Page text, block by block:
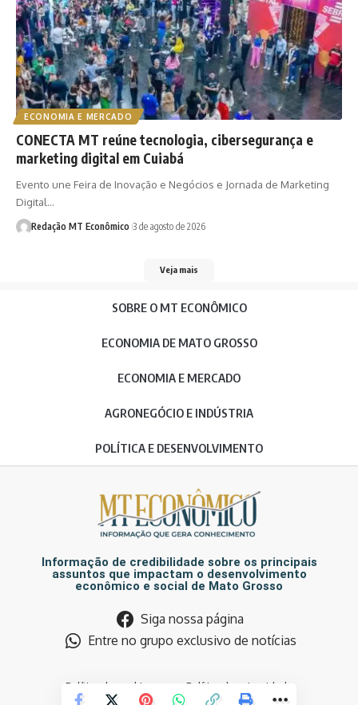
ECONOMIA E MERCADO
CONECTA MT reúne tecnologia, cibersegurança e
marketing digital em Cuiabá
Evento une Feira de Inovação e Negócios e Jornada de Marketing
Digital…
Redação MT Econômico 3 de agosto de 2026
Veja mais
SOBRE O MT ECONÔMICO
ECONOMIA DE MATO GROSSO
ECONOMIA E MERCADO
AGRONEGÓCIO E INDÚSTRIA
POLÍTICA E DESENVOLVIMENTO
Informação de credibilidade sobre os principais
assuntos que impactam o desenvolvimento
econômico e social de Mato Grosso
Siga nossa página
Entre no grupo exclusivo de notícias
Política de cookies Política de privacidade